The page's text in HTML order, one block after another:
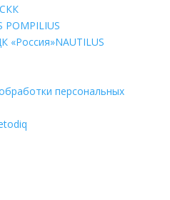
POMPILIUS
«Россия»NAUTILUS
персональных